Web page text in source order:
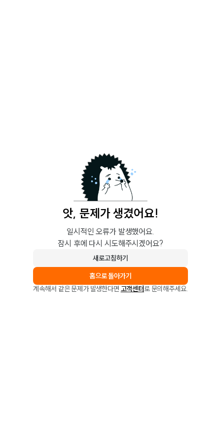
앗, 문제가 생겼어요!
일시적인 오류가 발생했어요.
잠시 후에 다시 시도해주시겠어요?
새로고침하기
홈으로 돌아가기
계속해서 같은 문제가 발생한다면 고객센터로 문의해주세요.